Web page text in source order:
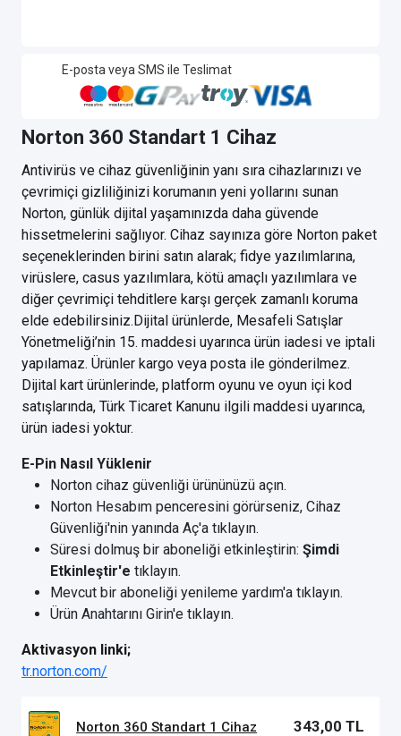
E-posta veya SMS ile Teslimat
Norton 360 Standart 1 Cihaz
Antivirüs ve cihaz güvenliğinin yanı sıra cihazlarınızı ve
çevrimiçi gizliliğinizi korumanın yeni yollarını sunan
Norton, günlük dijital yaşamınızda daha güvende
hissetmelerini sağlıyor. Cihaz sayınıza göre Norton paket
seçeneklerinden birini satın alarak; fidye yazılımlarına,
virüslere, casus yazılımlara, kötü amaçlı yazılımlara ve
diğer çevrimiçi tehditlere karşı gerçek zamanlı koruma
elde edebilirsiniz.Dijital ürünlerde, Mesafeli Satışlar
Yönetmeliği’nin 15. maddesi uyarınca ürün iadesi ve iptali
yapılamaz. Ürünler kargo veya posta ile gönderilmez.
Dijital kart ürünlerinde, platform oyunu ve oyun içi kod
satışlarında, Türk Ticaret Kanunu ilgili maddesi uyarınca,
ürün iadesi yoktur.
E-Pin Nasıl Yüklenir
Norton cihaz güvenliği ürününüzü açın.
Norton Hesabım penceresini görürseniz, Cihaz
Güvenliği'nin yanında Aç'a tıklayın.
Süresi dolmuş bir aboneliği etkinleştirin: Şimdi
Etkinleştir'e tıklayın.
Mevcut bir aboneliği yenileme yardım'a tıklayın.
Ürün Anahtarını Girin'e tıklayın.
Aktivasyon linki;
tr.norton.com/
Norton 360 Standart 1 Cihaz 343,00 TL